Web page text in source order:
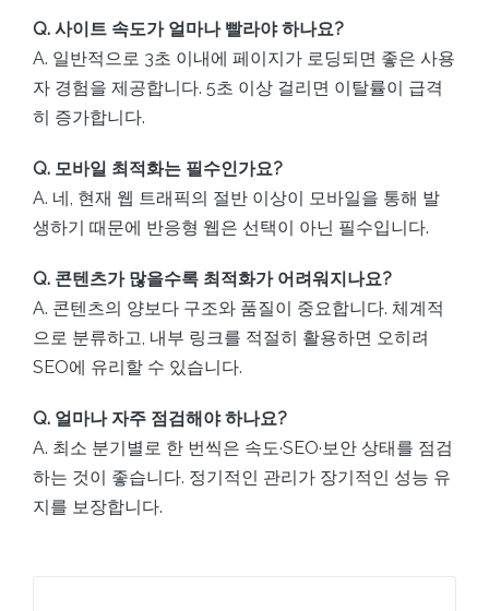
Q. 사이트 속도가 얼마나 빨라야 하나요?
A. 일반적으로 3초 이내에 페이지가 로딩되면 좋은 사용
자 경험을 제공합니다. 5초 이상 걸리면 이탈률이 급격
히 증가합니다.
Q. 모바일 최적화는 필수인가요?
A. 네, 현재 웹 트래픽의 절반 이상이 모바일을 통해 발
생하기 때문에 반응형 웹은 선택이 아닌 필수입니다.
Q. 콘텐츠가 많을수록 최적화가 어려워지나요?
A. 콘텐츠의 양보다 구조와 품질이 중요합니다. 체계적
으로 분류하고, 내부 링크를 적절히 활용하면 오히려
SEO에 유리할 수 있습니다.
Q. 얼마나 자주 점검해야 하나요?
A. 최소 분기별로 한 번씩은 속도·SEO·보안 상태를 점검
하는 것이 좋습니다. 정기적인 관리가 장기적인 성능 유
지를 보장합니다.